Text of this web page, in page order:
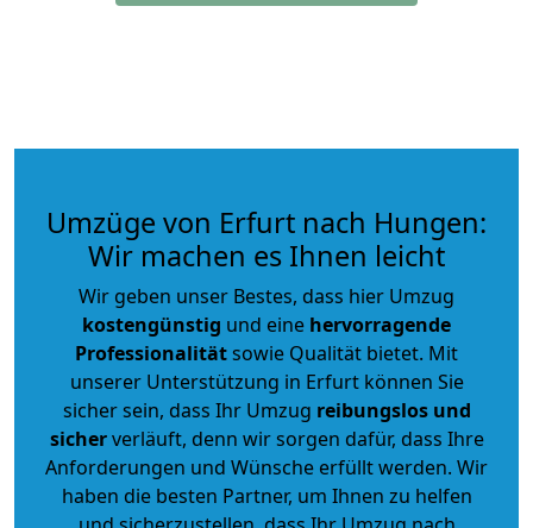
Umzüge von Erfurt nach Hungen:
Wir machen es Ihnen leicht
Wir geben unser Bestes, dass hier Umzug
kostengünstig und eine hervorragende
Professionalitätsowie Qualität bietet. Mit
unserer Unterstützung in Erfurt können Sie
sicher sein, dass Ihr Umzug reibungslos und
sicherverläuft, denn wir sorgen dafür, dass Ihre
Anforderungen und Wünsche erfüllt werden. Wir
haben die besten Partner, um Ihnen zu helfen